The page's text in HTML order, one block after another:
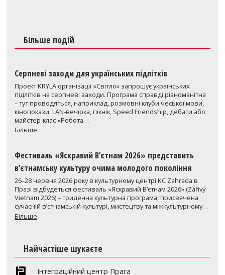
Більше подій
Серпневі заходи для українських підлітків
Проєкт KRYLA організації «Світло» запрошує українських
підлітків на серпневі заходи. Програма справді різноманітна
– тут проводяться, наприклад, розмовні клуби чеської мови,
кінопокази, LAN-вечірка, пікнік, Speed Friendship, дебати або
майстер-клас «Робота…
Більше
Фестиваль «Яскравий В’єтнам 2026» представить
в’єтнамську культуру очима молодого покоління
26–28 червня 2026 року в культурному центрі KC Zahrada в
Празі відбудеться фестиваль «Яскравий В’єтнам 2026» (Zářivý
Vietnam 2026) – триденна культурна програма, присвячена
сучасній в’єтнамській культурі, мистецтву та міжкультурному…
Більше
Найчастіше шукаєте
Інтеграційний центр Прага